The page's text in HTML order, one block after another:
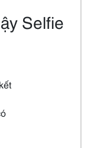
Selfie